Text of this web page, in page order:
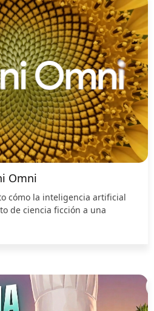
Omni
cómo la inteligencia artificial
de ciencia ficción a una